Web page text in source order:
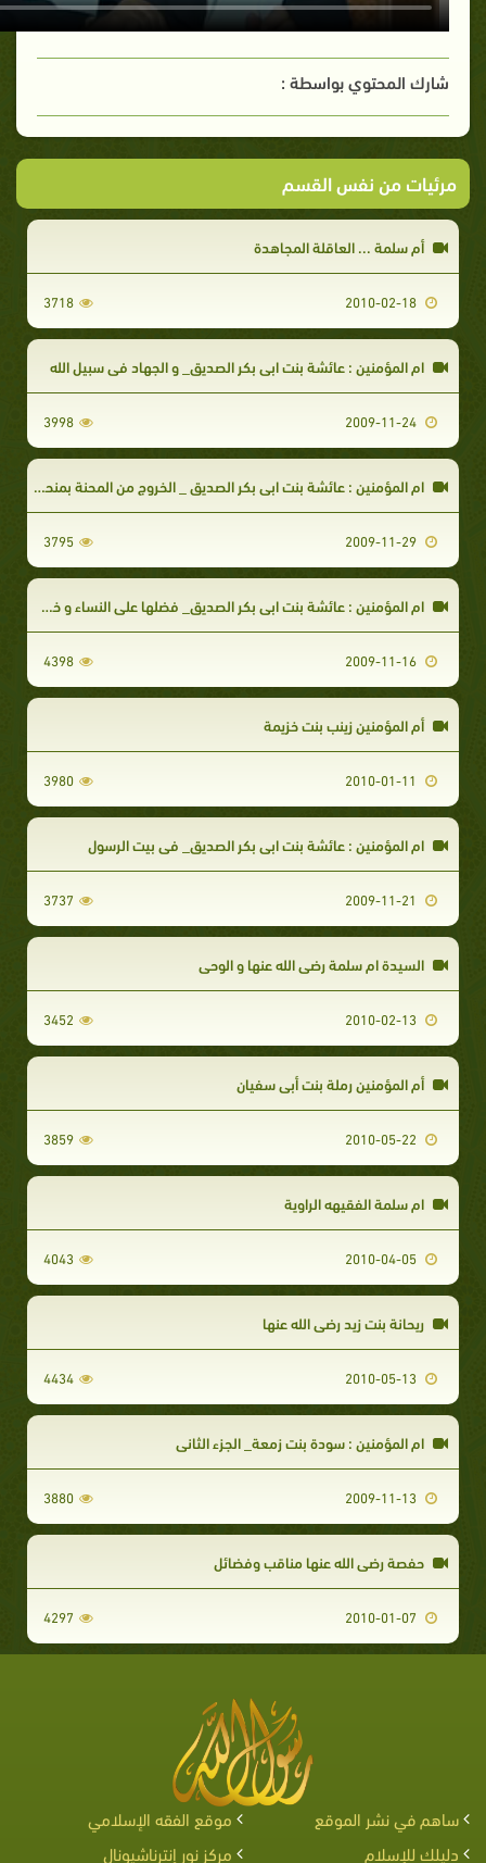
شارك المحتوي بواسطة :
مرئيات من نفس القسم
أم سلمة ... العاقلة المجاهدة
3718
ام المؤمنين : عائشة بنت ابي بكر الصديق_ و الجهاد في سبيل الله
3998
ام المؤمنين : عائشة بنت ابي بكر الصديق _ الخروج من المحنة بمنحة ونزول آيات التيمم
3795
ام المؤمنين : عائشة بنت ابي بكر الصديق_ فضلها على النساء و خطبة النبي لها رضي الله عنها
4398
أم المؤمنين زينب بنت خزيمة
3980
ام المؤمنين : عائشة بنت ابي بكر الصديق_ في بيت الرسول
3737
السيدة ام سلمة رضي الله عنها و الوحي
3452
أم المؤمنين رملة بنت أبي سفيان
3859
ام سلمة الفقيهه الراوية
4043
ريحانة بنت زيد رضي الله عنها
4434
ام المؤمنين : سودة بنت زمعة_ الجزء الثاني
3880
حفصة رضى الله عنها مناقب وفضائل
4297
ساهم في نشر الموقع
موقع الفقه الإسلامي
دليلك للإسلام
مركز نور إنترناشيونال